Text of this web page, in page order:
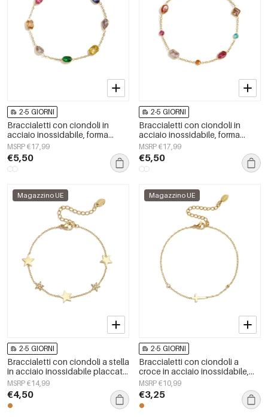
2-5 GIORNI
Braccialetti con ciondoli in
acciaio inossidabile, forma
geometrica, semplici, per tutti i
giorni, serie Simple, gioielli da
donna
MSRP €17,99
€5,50
2-5 GIORNI
Braccialetti con ciondoli in
acciaio inossidabile, forma
geometrica, semplici, per tutti i
giorni, serie Simple, gioielli da
donna
MSRP €17,99
€5,50
Magazzino UE
2-5 GIORNI
Braccialetti con ciondoli a stella
in acciaio inossidabile placcato
oro 14 carati, serie Daily Simple,
gioielli da donna
MSRP €14,99
€4,50
Magazzino UE
2-5 GIORNI
Braccialetti con ciondoli a
croce in acciaio inossidabile,
serie semplice, gioielli da donna
MSRP €10,99
€3,25